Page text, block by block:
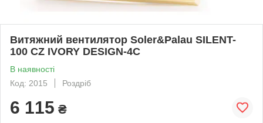
Витяжний вентилятор Soler&Palau SILENT-
100 CZ IVORY DESIGN-4C
В наявності
Код: 2015
Роздріб
6 115 ₴